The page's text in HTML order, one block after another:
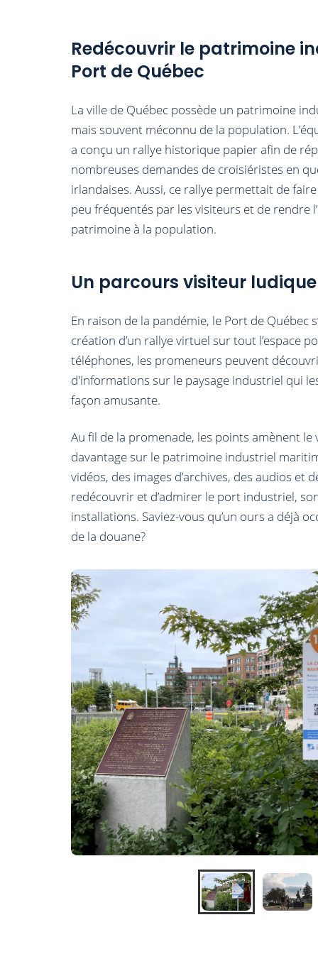
Redécouvrir le patrimoine
Port de Québec
La ville de Québec possède un patrimoine
mais souvent méconnu de la population.
a conçu un rallye historique papier afin de
nombreuses demandes de croisiéristes en
irlandaises. Aussi, ce rallye permettait de
peu fréquentés par les visiteurs et de rendre
patrimoine à la population.
Un parcours visiteur
En raison de la pandémie, le Port de Québec
création d’un rallye virtuel sur tout l’espace
téléphones, les promeneurs peuvent
d'informations sur le paysage industriel qui
façon amusante.
Au fil de la promenade, les points amènent
davantage sur le patrimoine industriel
vidéos, des images d’archives, des audios et
redécouvrir et d’admirer le port industriel,
installations. Saviez-vous qu’un ours a déjà
de la douane?